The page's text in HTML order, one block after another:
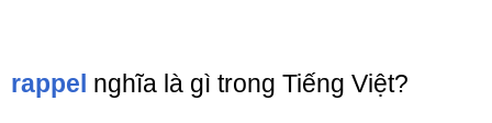
rappel nghĩa là gì trong Tiếng Việt?